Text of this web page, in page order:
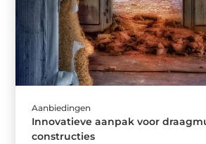
Aanbiedingen
Innovatieve aanpak voor
constructies